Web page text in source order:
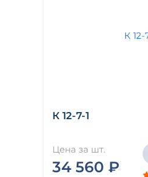
К 12-7-1
Цена за шт.
34 560 ₽